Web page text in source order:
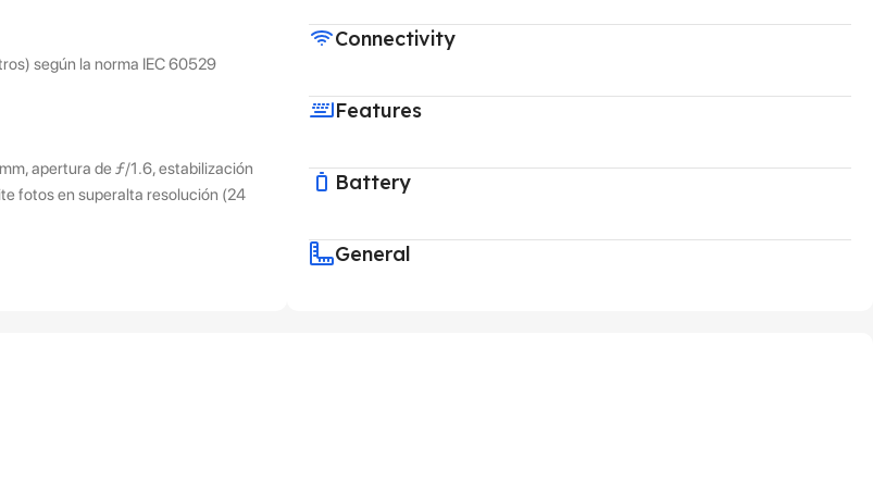
según la norma IEC 60529
apertura de ƒ/1.6, estabilización
fotos en superalta resolución (24
Connectivity
Features
Battery
General